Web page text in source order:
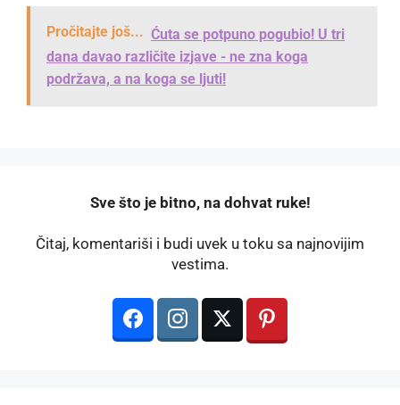
Pročitajte još... Ćuta se potpuno pogubio! U tri
dana davao različite izjave - ne zna koga
podržava, a na koga se ljuti!
️Sve što je bitno, na dohvat ruke!
Čitaj, komentariši i budi uvek u toku sa najnovijim
vestima.